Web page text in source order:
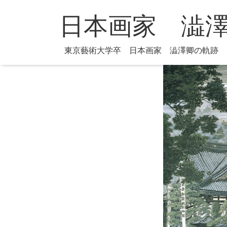
日本画家 澁
東京藝術大学卒 日本画家 澁澤卿の軌跡